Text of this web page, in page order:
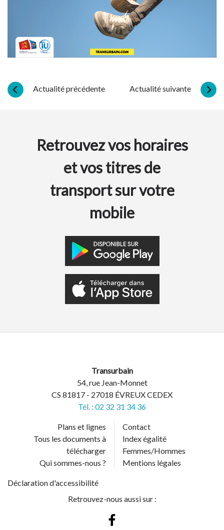
Actualité précédente Actualité suivante
Retrouvez vos horaires
et vos titres de
transport sur votre
mobile
Transurbain
54, rue Jean-Monnet
CS 81817 - 27018 ÉVREUX CEDEX
Tél. : 02 32 31 34 36
Plans et lignes
Tous les documents à
télécharger
Qui sommes-nous ?
Contact
Index égalité
Femmes/Hommes
Mentions légales
Déclaration d'accessibilité
Retrouvez-nous aussi sur :